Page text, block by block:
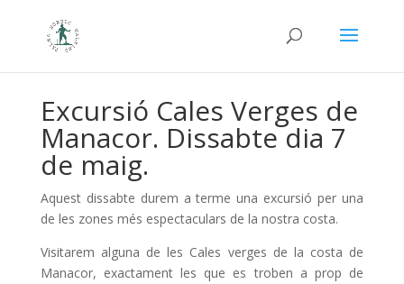
Excursió Cales Verges de
Manacor. Dissabte dia 7
de maig.
Aquest dissabte durem a terme una excursió per una
de les zones més espectaculars de la nostra costa.
Visitarem alguna de les Cales verges de la costa de
Manacor, exactament les que es troben a prop de